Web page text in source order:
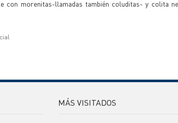
con morenitas-llamadas también coluditas- y colita
MÁS VISITADOS